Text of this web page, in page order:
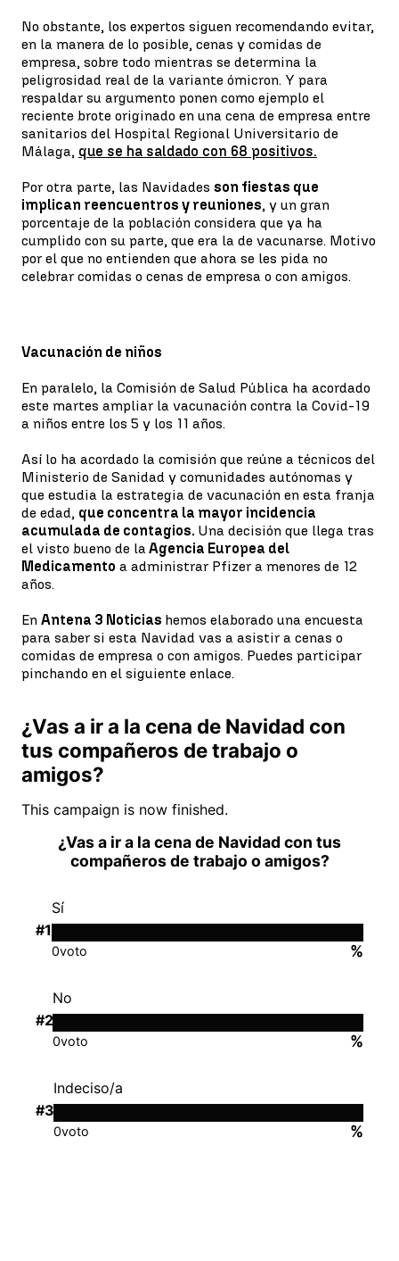
No obstante, los expertos siguen recomendando evitar,
en la manera de lo posible, cenas y comidas de
empresa, sobre todo mientras se determina la
peligrosidad real de la variante ómicron. Y para
respaldar su argumento ponen como ejemplo el
reciente brote originado en una cena de empresa entre
sanitarios del Hospital Regional Universitario de
Málaga, que se ha saldado con 68 positivos.
Por otra parte, las Navidades son fiestas que
implican reencuentros y reuniones, y un gran
porcentaje de la población considera que ya ha
cumplido con su parte, que era la de vacunarse. Motivo
por el que no entienden que ahora se les pida no
celebrar comidas o cenas de empresa o con amigos.
Vacunación de niños
En paralelo, la Comisión de Salud Pública ha acordado
este martes ampliar la vacunación contra la Covid-19
a niños entre los 5 y los 11 años.
Así lo ha acordado la comisión que reúne a técnicos del
Ministerio de Sanidad y comunidades autónomas y
que estudia la estrategia de vacunación en esta franja
de edad, que concentra la mayor incidencia
acumulada de contagios. Una decisión que llega tras
el visto bueno de la Agencia Europea del
Medicamento a administrar Pfizer a menores de 12
años.
En Antena 3 Noticias hemos elaborado una encuesta
para saber si esta Navidad vas a asistir a cenas o
comidas de empresa o con amigos. Puedes participar
pinchando en el siguiente enlace.